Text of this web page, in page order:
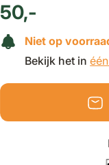
50,-
Niet op
Bekijk het in